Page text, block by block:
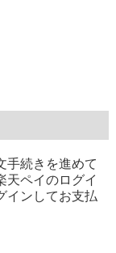
手続きを進めて
天ペイのログイ
インしてお支払